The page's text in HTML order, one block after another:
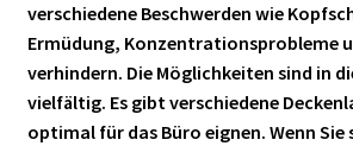
verschiedene Beschwerden wie
Ermüdung, Konzentrationsprobleme
verhindern. Die Möglichkeiten sind in
vielfältig. Es gibt verschiedene
optimal für das Büro eignen. Wenn Sie